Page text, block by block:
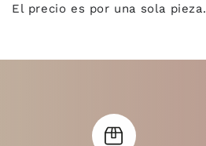
El precio es por una sola pieza.